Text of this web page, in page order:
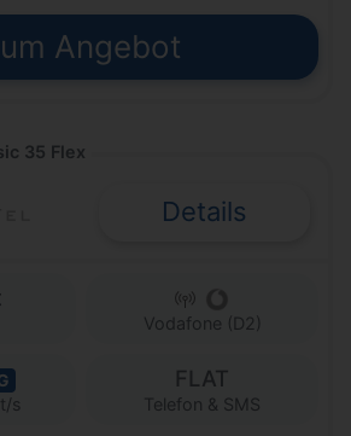
Angebot
35 Flex
Details
Vodafone (D2)
s
FLAT
Telefon & SMS